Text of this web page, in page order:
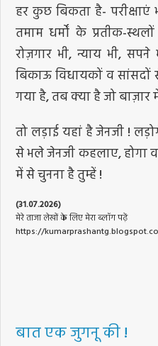
हर कुछ बिकता है- परीक्षाएं
तमाम धर्मों के प्रतीक-
रोज़गार भी, न्याय भी,
बिकाऊ विधायकों व
गया है, तब क्या है जो बाज़ार
तो लड़ाई यहां है जेनजी !
से भले जेनजी कहलाए, होगा
में से चुनना है तुम्हें !
(31.07.2026)
मेरे ताजा लेखों के लिए मेरा ब्लॉग पढ़ें
https://
बात एक जुगनू की !